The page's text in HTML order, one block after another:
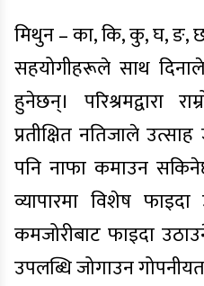
मिथुन – का, कि, कु, घ, ङ,
सहयोगीहरूले साथ
हुनेछन्। परिश्रमद्वारा
प्रतीक्षित नतिजाले
पनि नाफा कमाउन
व्यापारमा विशेष
कमजोरीबाट फाइदा
उपलब्धि जोगाउन